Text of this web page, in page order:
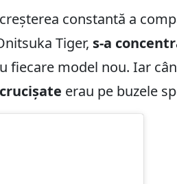
constantă a
Tiger, s-a
model nou. Iar
erau pe buzele